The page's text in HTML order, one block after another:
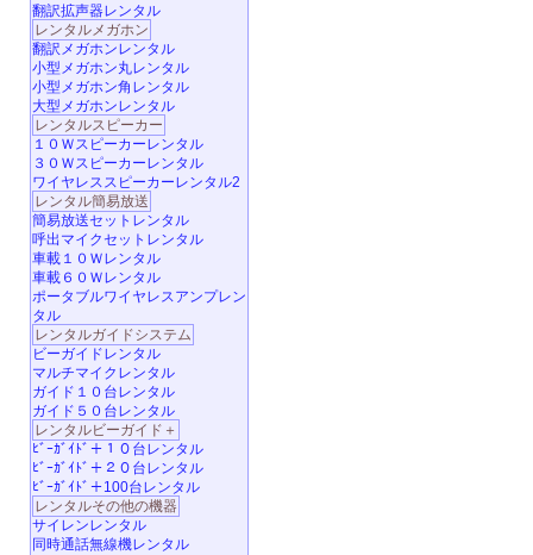
翻訳拡声器レンタル
レンタルメガホン
翻訳メガホンレンタル
小型メガホン丸レンタル
小型メガホン角レンタル
大型メガホンレンタル
レンタルスピーカー
１０Ｗスピーカーレンタル
３０Ｗスピーカーレンタル
ワイヤレススピーカーレンタル2
レンタル簡易放送
簡易放送セットレンタル
呼出マイクセットレンタル
車載１０Ｗレンタル
車載６０Ｗレンタル
ポータブルワイヤレスアンプレン
タル
レンタルガイドシステム
ビーガイドレンタル
マルチマイクレンタル
ガイド１０台レンタル
ガイド５０台レンタル
レンタルビーガイド＋
ﾋﾞｰｶﾞｲﾄﾞ＋１０台レンタル
ﾋﾞｰｶﾞｲﾄﾞ＋２０台レンタル
ﾋﾞｰｶﾞｲﾄﾞ＋100台レンタル
レンタルその他の機器
サイレンレンタル
同時通話無線機レンタル